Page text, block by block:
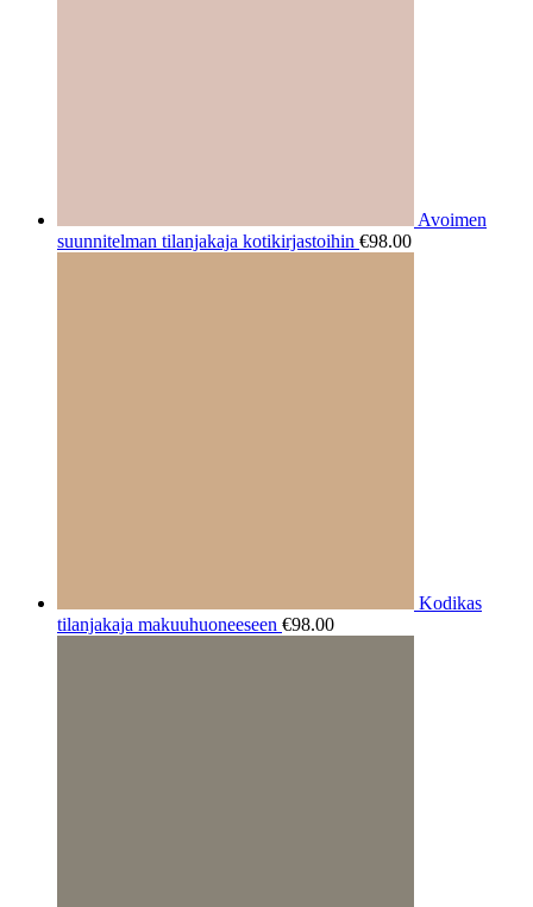
Avoimen
suunnitelman tilanjakaja kotikirjastoihin €98.00
Kodikas
tilanjakaja makuuhuoneeseen €98.00